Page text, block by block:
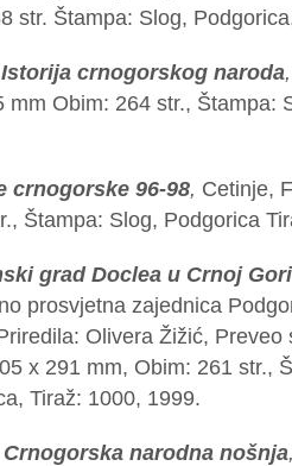
str. Štampa: Slog,
Istorija crnogorskog naroda
mm Obim: 264 str., Štampa:
crnogorske 96-98, Cetinje,
Štampa: Slog, Podgorica
grad Doclea u Crnoj Gori
prosvjetna zajednica
Olivera Žižić, Preveo
x 291 mm, Obim: 261 str.,
Tiraž: 1000, 1999.
Crnogorska narodna nošnja